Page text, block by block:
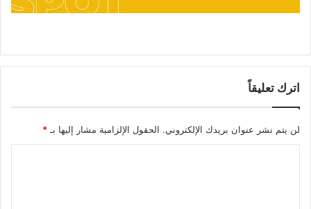
اترك تعليقاً
لن يتم نشر عنوان بريدك الإلكتروني. الحقول الإلزامية مشار إليها بـ *